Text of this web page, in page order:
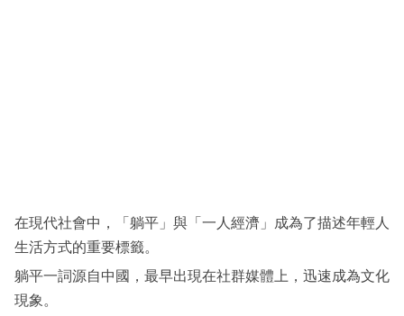
閱
專
在現代社會中，「躺平」與「一人經濟」成為了描述年輕人
生活方式的重要標籤。
躺平一詞源自中國，最早出現在社群媒體上，迅速成為文化
現象。